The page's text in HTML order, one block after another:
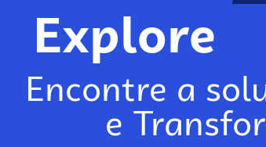
Explore
Encontre a
e